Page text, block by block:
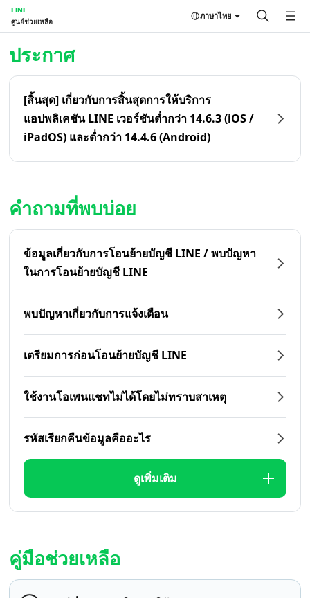
LINE
ศูนย์ช่วยเหลือ
ภาษาไทย
ประกาศ
[สิ้นสุด] เกี่ยวกับการสิ้นสุดการให้บริการ
แอปพลิเคชัน LINE เวอร์ชันต่ำกว่า 14.6.3 (iOS /
iPadOS) และต่ำกว่า 14.4.6 (Android)
คำถามที่พบบ่อย
ข้อมูลเกี่ยวกับการโอนย้ายบัญชี LINE / พบปัญหา
ในการโอนย้ายบัญชี LINE
พบปัญหาเกี่ยวกับการแจ้งเตือน
เตรียมการก่อนโอนย้ายบัญชี LINE
ใช้งานโอเพนแชทไม่ได้โดยไม่ทราบสาเหตุ
รหัสเรียกคืนข้อมูลคืออะไร
ดูเพิ่มเติม
คู่มือช่วยเหลือ